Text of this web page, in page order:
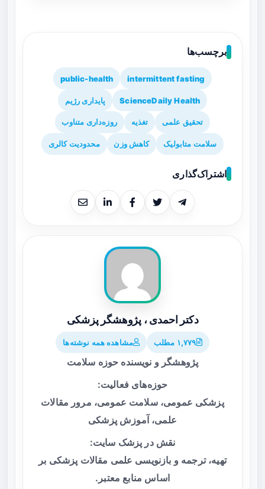
برچسب‌ها
intermittent fasting
public-health
ScienceDaily Health پایداری رژیم
تحقیق علمی تغذیه روزه‌داری متناوب
سلامت متابولیک کاهش وزن محدودیت کالری
اشتراک‌گذاری
دکتر احمدی ، پژوهشگر پزشکی
۱,۷۷۹ مطلب مشاهده همه نوشته‌ها
پژوهشگر و نویسنده حوزه سلامت
حوزه‌های فعالیت:
پزشکی عمومی، سلامت عمومی، مرور مقالات
علمی، آموزش پزشکی
نقش در پزشک سایت:
تهیه، ترجمه و بازنویسی علمی مقالات پزشکی بر
اساس منابع معتبر.